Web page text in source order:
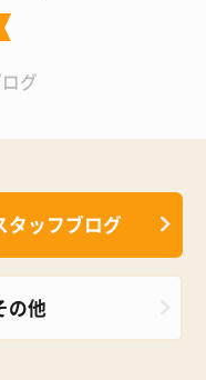
グ
タッフブログ
の他